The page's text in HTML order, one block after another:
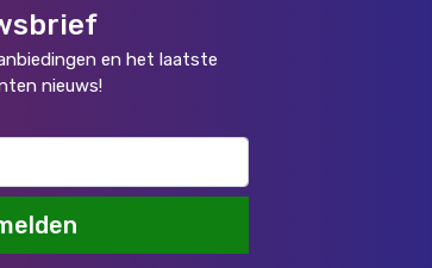
en het laatste
nieuws!